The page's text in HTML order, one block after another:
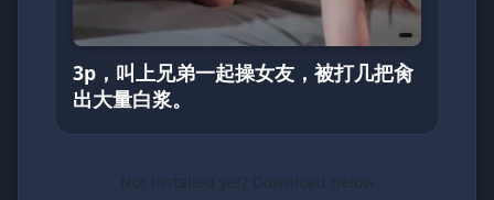
3p，叫上兄弟一起操女友，被打几把肏
出大量白浆。
Not installed yet? Download below